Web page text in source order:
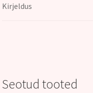
Kirjeldus
Seotud tooted